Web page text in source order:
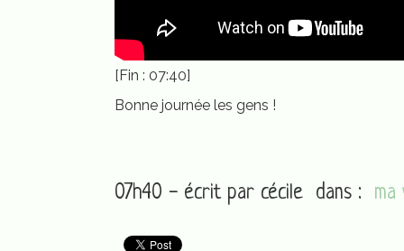
[Fin : 07:40]
Bonne journée les gens !
07h40 - écrit par cécile dans : ma